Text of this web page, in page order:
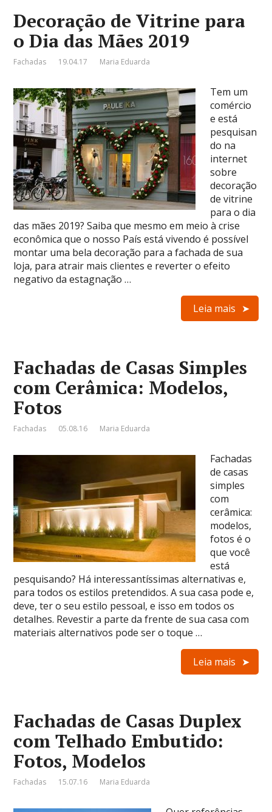
Decoração de Vitrine para
o Dia das Mães 2019
Fachadas 19.04.17 Maria Eduarda
Tem um
comércio
e está
pesquisan
do na
internet
sobre
decoração
de vitrine
para o dia
das mães 2019? Saiba que mesmo em meio à crise
econômica que o nosso País está vivendo é possível
montar uma bela decoração para a fachada de sua
loja, para atrair mais clientes e reverter o efeito
negativo da estagnação …
Leia mais
Fachadas de Casas Simples
com Cerâmica: Modelos,
Fotos
Fachadas 05.08.16 Maria Eduarda
Fachadas
de casas
simples
com
cerâmica:
modelos,
fotos é o
que você
está
pesquisando? Há interessantíssimas alternativas e,
para todos os estilos pretendidos. A sua casa pode e,
deve, ter o seu estilo pessoal, e isso em todos os
detalhes. Revestir a parte da frente de sua casa com
materiais alternativos pode ser o toque …
Leia mais
Fachadas de Casas Duplex
com Telhado Embutido:
Fotos, Modelos
Fachadas 15.07.16 Maria Eduarda